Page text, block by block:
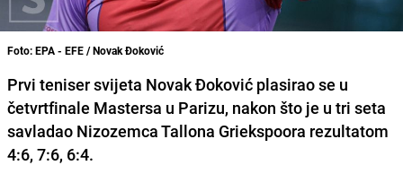
Foto: EPA - EFE / Novak Đoković
Prvi teniser svijeta Novak Đoković plasirao se u
četvrtfinale Mastersa u Parizu, nakon što je u tri seta
savladao Nizozemca Tallona Griekspoora rezultatom
4:6, 7:6, 6:4.